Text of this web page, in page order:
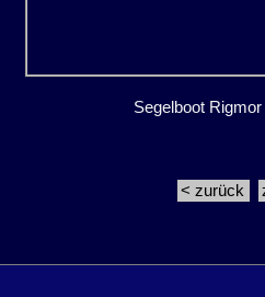
Segelboot
< zurück